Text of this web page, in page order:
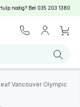
nodig? Bel 035 203 1380
Vancouver Olympic